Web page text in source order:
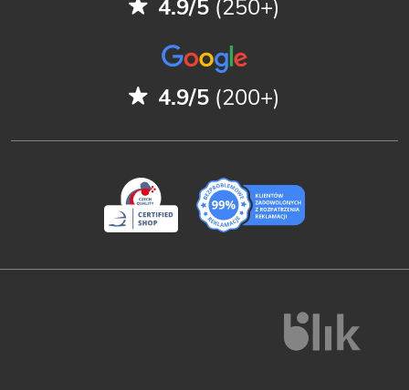
4.9/5 (250+)
4.9/5 (200+)